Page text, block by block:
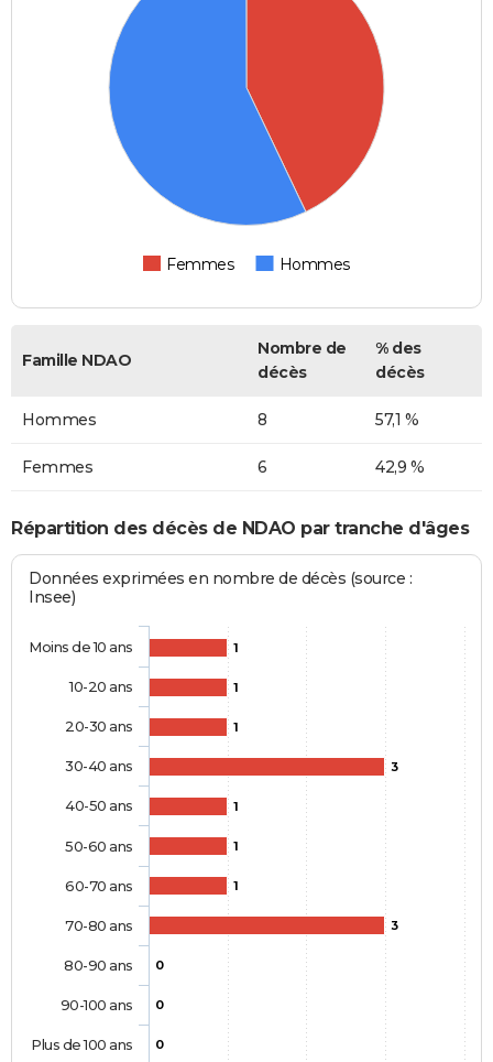
Femmes Hommes
Famille NDAO
Nombre de
décès
% des
décès
Hommes 8 57,1 %
Femmes 6 42,9 %
Répartition des décès de NDAO par tranche d'âges
Données exprimées en nombre de décès (source :
Insee)
1
1
1
3
1
1
1
3
0
0
0
Moins de 10 ans
10-20 ans
20-30 ans
30-40 ans
40-50 ans
50-60 ans
60-70 ans
70-80 ans
80-90 ans
90-100 ans
Plus de 100 ans